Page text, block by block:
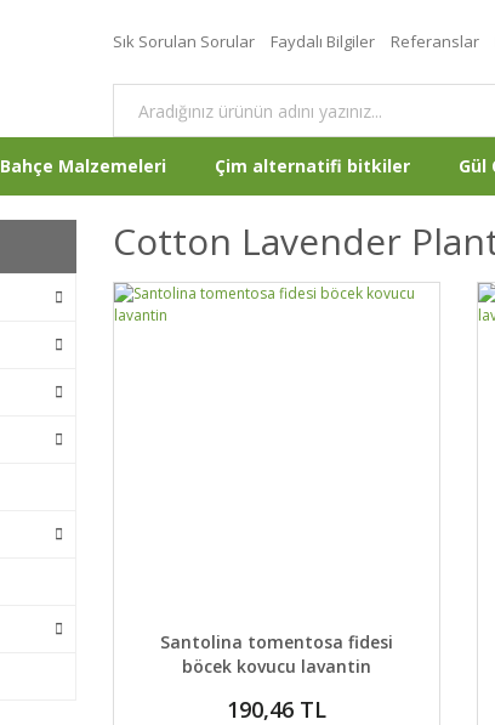
Sık Sorulan Sorular Faydalı Bilgiler Referanslar
Bahçe Malzemeleri Çim alternatifi bitkiler Gül
Cotton Lavender
DETAYLAR GELİNCE HABER VER
Santolina tomentosa fidesi
böcek kovucu lavantin
190,46 TL